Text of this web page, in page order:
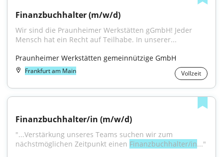
Finanzbuchhalter (m/w/d)
Wir sind die Praunheimer Werkstätten gGmbH! Jeder
Mensch hat ein Recht auf Teilhabe. In unserer...
Praunheimer Werkstätten gemeinnützige GmbH
Frankfurt am Main Vollzeit
Finanzbuchhalter/in (m/w/d)
"...Verstärkung unseres Teams suchen wir zum
nächstmöglichen Zeitpunkt einen Finanzbuchhalter/in..."